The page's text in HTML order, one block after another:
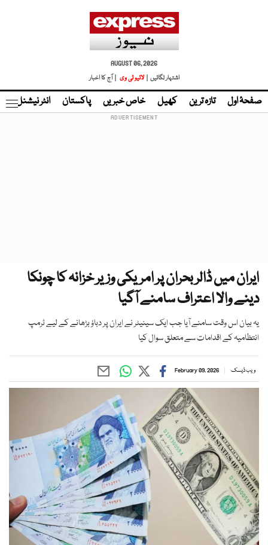
AUGUST 06, 2026
اشتہار لگائیں |
لائیو ٹی وی | آج کا اخبار
صفحۂ اول تازہ ترین کھیل خاص خبریں پاکستان انٹر نیشنل
ایران میں ڈالر بحران پر امریکی وزیر خزانہ کا چونکا
دینے والا اعتراف سامنے آگیا
یہ بیان اس وقت سامنے آیا جب ایک سینیٹر نے ایران پر دباؤ بڑھانے کے لیے ٹرمپ
انتظامیہ کے اقدامات سے متعلق سوال کیا
ویب ڈیسک February 09, 2026